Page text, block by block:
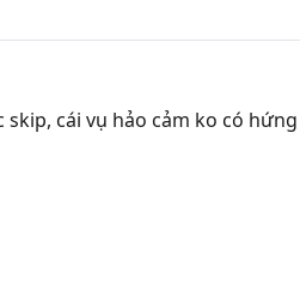
cái vụ hảo cảm ko có hứng